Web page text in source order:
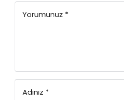
Yorumunuz *
Adınız *